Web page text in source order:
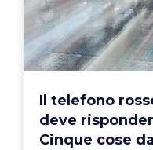
Il telefono
deve
Cinque cose